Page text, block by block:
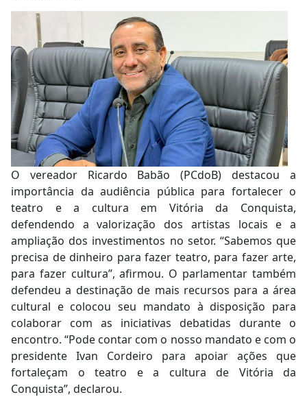
O vereador Ricardo Babão (PCdoB) destacou a
importância da audiência pública para fortalecer o
teatro e a cultura em Vitória da Conquista,
defendendo a valorização dos artistas locais e a
ampliação dos investimentos no setor. “Sabemos que
precisa de dinheiro para fazer teatro, para fazer arte,
para fazer cultura”, afirmou. O parlamentar também
defendeu a destinação de mais recursos para a área
cultural e colocou seu mandato à disposição para
colaborar com as iniciativas debatidas durante o
encontro. “Pode contar com o nosso mandato e com o
presidente Ivan Cordeiro para apoiar ações que
fortaleçam o teatro e a cultura de Vitória da
Conquista”, declarou.